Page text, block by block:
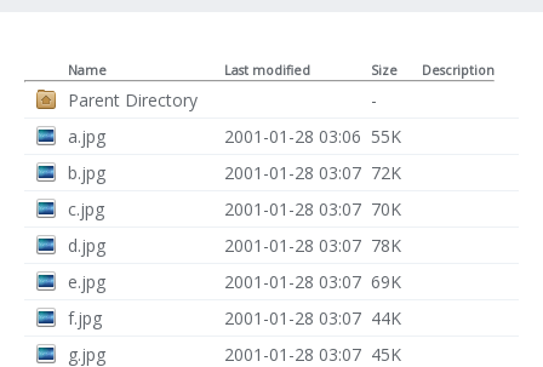
Name Last modified Size Description
Parent Directory
-
a.jpg
2001-01-28 03:06 55K
b.jpg
2001-01-28 03:07 72K
c.jpg
2001-01-28 03:07 70K
d.jpg
2001-01-28 03:07 78K
e.jpg
2001-01-28 03:07 69K
f.jpg
2001-01-28 03:07 44K
g.jpg
2001-01-28 03:07 45K